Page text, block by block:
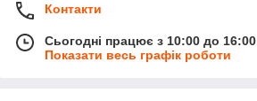
Контакти
Сьогодні працює з 10:00 до 16:00
Показати весь графік роботи